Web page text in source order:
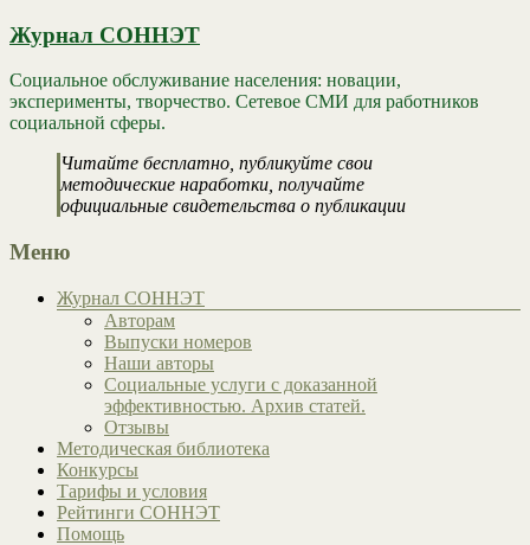
Журнал СОННЭТ
Социальное обслуживание населения: новации,
эксперименты, творчество. Сетевое СМИ для работников
социальной сферы.
Читайте бесплатно, публикуйте свои
методические наработки, получайте
официальные свидетельства о публикации
Меню
Журнал СОННЭТ
Авторам
Выпуски номеров
Наши авторы
Социальные услуги с доказанной
эффективностью. Архив статей.
Отзывы
Методическая библиотека
Конкурсы
Тарифы и условия
Рейтинги СОННЭТ
Помощь